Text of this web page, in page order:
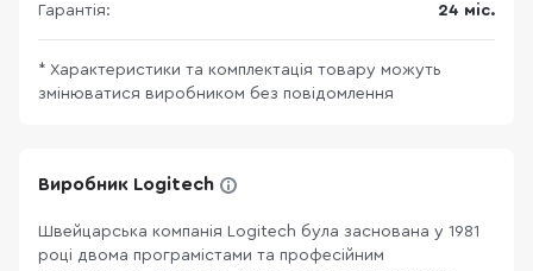
Гарантія: 24 міс.
* Характеристики та комплектація товару можуть
змінюватися виробником без повідомлення
Виробник Logitech
Швейцарська компанія Logitech була заснована у 1981
році двома програмістами та професійним